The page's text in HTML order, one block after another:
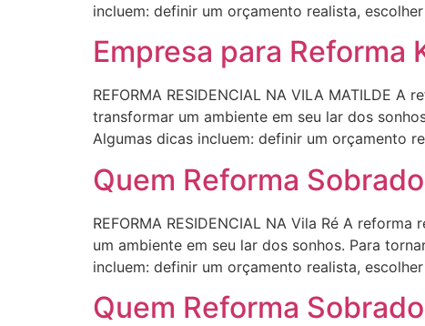
incluem: definir um orçamento realista,
Empresa para Reforma
REFORMA RESIDENCIAL NA VILA MATILDE
transformar um ambiente em seu lar dos
Algumas dicas incluem: definir um orçamento
Quem Reforma
REFORMA RESIDENCIAL NA Vila Ré A
um ambiente em seu lar dos sonhos. Para
incluem: definir um orçamento realista,
Quem Reforma